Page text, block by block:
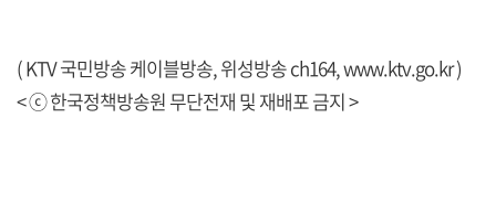
( KTV 국민방송 케이블방송, 위성방송 ch164,www.ktv.go.kr)
< ⓒ 한국정책방송원 무단전재 및 재배포 금지 >